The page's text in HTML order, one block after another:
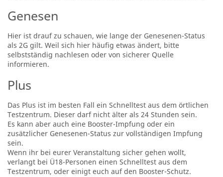
Genesen
Hier ist drauf zu schauen, wie lange der Genesenen-Status
als 2G gilt. Weil sich hier häufig etwas ändert, bitte
selbstständig nachlesen oder von sicherer Quelle
informieren.
Plus
Das Plus ist im besten Fall ein Schnelltest aus dem örtlichen
Testzentrum. Dieser darf nicht älter als 24 Stunden sein.
Es kann aber auch eine Booster-Impfung oder ein
zusätzlicher Genesenen-Status zur vollständigen Impfung
sein.
Wenn ihr bei eurer Veranstaltung sicher gehen wollt,
verlangt bei Ü18-Personen einen Schnelltest aus dem
Testzentrum, oder einigt euch auf den Booster-Schutz.